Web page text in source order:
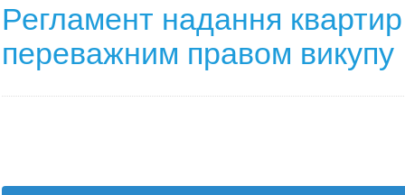
Регламент надання
переважним правом викупу